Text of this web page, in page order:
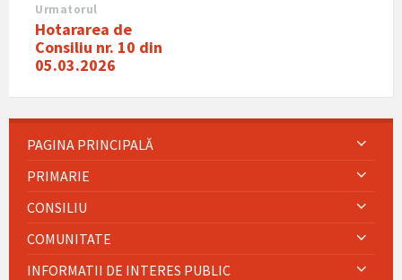
Urmatorul
Hotararea de
Consiliu nr. 10 din
05.03.2026
PAGINA PRINCIPALĂ
PRIMARIE
CONSILIU
COMUNITATE
INFORMATII DE INTERES PUBLIC